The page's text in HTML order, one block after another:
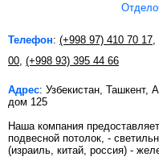
Телефон: (+998 97) 410 70 17
00 (+998 93) 395 44 66
Адрес: Узбекистан, Ташкент,
дом 125
Наша компания
подвесной потолок, -
(израиль, китай, россия) -